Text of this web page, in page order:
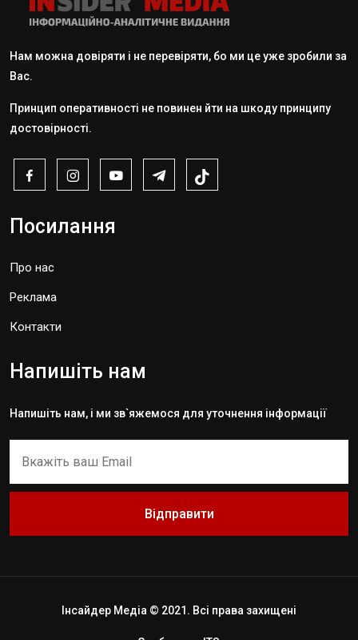
Нам можна довіряти і не перевіряти, бо ми це уже зробили за
Вас.
Принцип оперативності не повинен йти на шкоду принципу
достовірності.
Посилання
Про нас
Реклама
Контакти
Напишіть нам
Напишіть нам, і ми зв`яжемося для уточнення інформації
Відправити
Інсайдер Медіа © 2021. Всі права захищені